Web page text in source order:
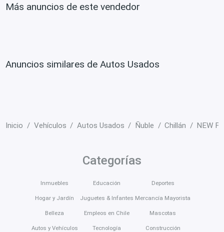
Más anuncios de este vendedor
Anuncios similares de Autos Usados
Inicio Vehículos Autos Usados Ñuble Chillán NEW
Categorías
Inmuebles
Hogar y Jardín
Belleza
Autos y Vehículos
Educación
Juguetes & Infantes
Empleos en Chile
Tecnología
Deportes
Mercancía Mayorista
Mascotas
Construcción